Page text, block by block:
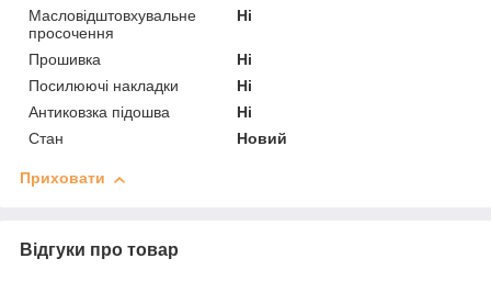
Масловідштовхувальне
просочення
Ні
Прошивка
Ні
Посилюючі накладки
Ні
Антиковзка підошва
Ні
Стан
Новий
Приховати
Відгуки про товар